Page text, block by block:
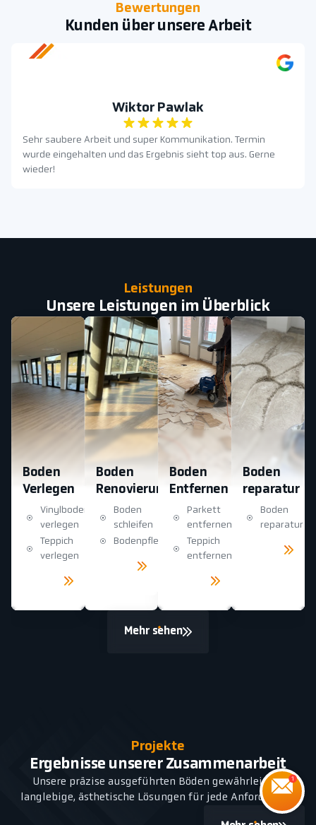
Bewertungen
Kunden über unsere Arbeit
Wiktor Pawlak
Sehr saubere Arbeit und super Kommunikation. Termin
wurde eingehalten und das Ergebnis sieht top aus. Gerne
wieder!
Leistungen
Unsere Leistungen im Überblick
Boden
Verlegen
Vinylboden
verlegen
Teppich
verlegen
Boden
Renovierung
Boden
schleifen
Bodenpflege
Boden
Entfernen
Parkett
entfernen
Teppich
entfernen
Boden
reparatur
Boden
reparatur
Mehr sehen
Projekte
Ergebnisse unserer Zusammenarbeit
Unsere präzise ausgeführten Böden gewährleisten
langlebige, ästhetische Lösungen für jede Anforderung.